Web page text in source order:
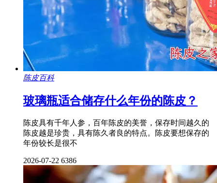
陈皮百科
玻璃瓶适合储存什么年份的陈皮？
陈皮具有千年人参，百年陈皮的美誉，保存时间越久的
陈皮越是珍贵，具有陈久者良的特点。陈皮要想保存的
年份较长是很不
2026-07-22 6386